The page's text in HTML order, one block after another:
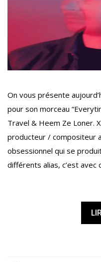
On vous présente
pour son morceau
Travel & Heem Ze Loner.
producteur / compositeur
obsessionnel qui se
différents alias, c’est avec